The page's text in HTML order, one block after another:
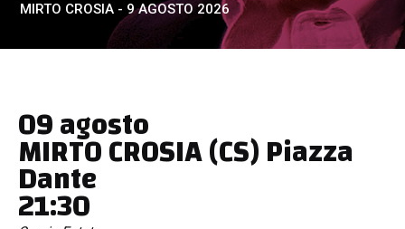
MIRTO CROSIA - 9 AGOSTO 2026
09 agosto
MIRTO CROSIA (CS) Piazza
Dante
21:30